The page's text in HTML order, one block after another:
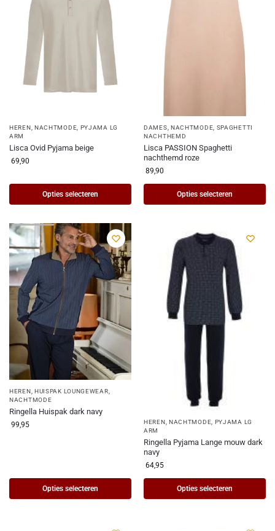
HEREN NACHTMODE PYJAMA LG
ARM
Lisca Ovid Pyjama beige
69,90
Opties selecteren
DAMES NACHTMODE SPAGHETTI
NACHTHEMD
Lisca PASSION Spaghetti
nachthemd roze
89,90
Opties selecteren
HEREN HUISPAK LOUNGEWEAR
NACHTMODE
Ringella Huispak dark navy
99,95
Opties selecteren
HEREN, NACHTMODE, PYJAMA LG
ARM
Ringella Pyjama Lange mouw dark
navy
64,95
Opties selecteren